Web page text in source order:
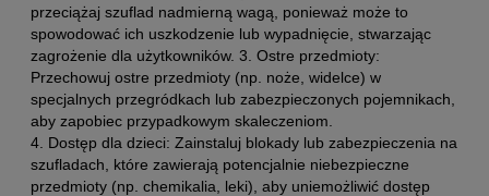
przeciążaj szuflad nadmierną wagą, ponieważ może to
spowodować ich uszkodzenie lub wypadnięcie, stwarzając
zagrożenie dla użytkowników. 3. Ostre przedmioty:
Przechowuj ostre przedmioty (np. noże, widelce) w
specjalnych przegródkach lub zabezpieczonych pojemnikach,
aby zapobiec przypadkowym skaleczeniom.
4. Dostęp dla dzieci: Zainstaluj blokady lub zabezpieczenia na
szufladach, które zawierają potencjalnie niebezpieczne
przedmioty (np. chemikalia, leki), aby uniemożliwić dostęp